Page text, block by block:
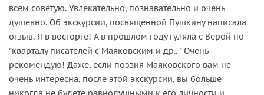
всем советую. Увлекательно, познавательно и очень
душевно. Об экскурсии, посвященной Пушкину написала
отзыв. Я в восторге! А в прошлом году гуляла с Верой по
"кварталу писателей с Маяковским и др.. " Очень
рекомендую! Даже, если поэзия Маяковского вам не
очень интересна, после этой экскурсии, вы больше